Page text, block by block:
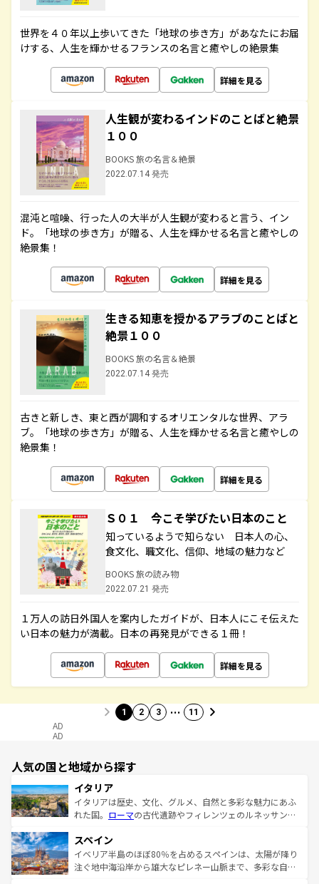
世界を４０年以上歩いてきた「地球の歩き方」があなたにお届
けする、人生を輝かせるフランスの名言と癒やしの絶景集
詳細を見る
人生観が変わるインドのことばと絶景
１００
BOOKS 旅の名言＆絶景
2022.07.14 発売
混沌と喧噪、行った人の大半が人生観が変わると言う、イン
ド。「地球の歩き方」が贈る、人生を輝かせる名言と癒やしの
絶景集！
詳細を見る
生きる知恵を授かるアラブのことばと
絶景１００
BOOKS 旅の名言＆絶景
2022.07.14 発売
古きと新しき、東と西が調和するオリエンタルな世界、アラ
ブ。「地球の歩き方」が贈る、人生を輝かせる名言と癒やしの
絶景集！
詳細を見る
Ｓ０１ 今こそ学びたい日本のこと
知っているようで知らない 日本人の心、
食文化、職文化、信仰、地域の魅力など
BOOKS 旅の読み物
2022.07.21 発売
１万人の訪日外国人を案内したガイドが、日本人にこそ伝えた
い日本の魅力が満載。日本の再発見ができる１冊！
詳細を見る
1 2 3 … 11
AD
AD
人気の国と地域から探す
イタリア
イタリアは歴史、文化、グルメ、自然と多彩な魅力にあふ
れた国。 ローマの古代遺跡やフィレンツェのルネッサンス
ろん、トスカーナの美しい田園風景やアマルフィ海岸の絶
景など、自然景観も見逃せない。観光の合間には、本場の
ピザやパスタなど、絶品のイタリア料理を堪能することも
スペイン
イベリア半島のほぼ80％を占めるスペインは、太陽が降り
注ぐ地中海沿岸から雄大なピレネー山脈まで、多彩な自然